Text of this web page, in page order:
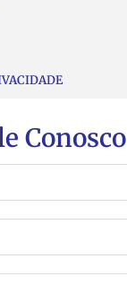
Conosco